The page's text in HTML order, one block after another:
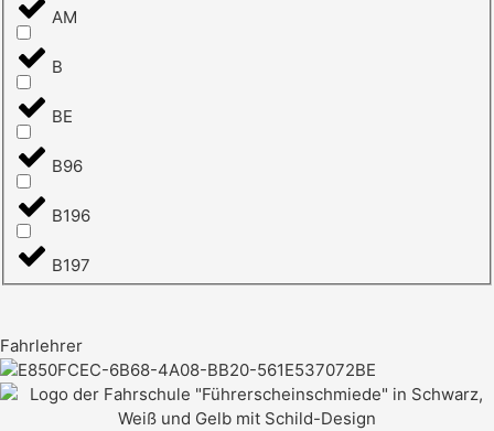
AM
B
BE
B96
B196
B197
Fahrlehrer